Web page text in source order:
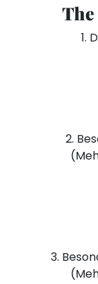
1.
2.
3.